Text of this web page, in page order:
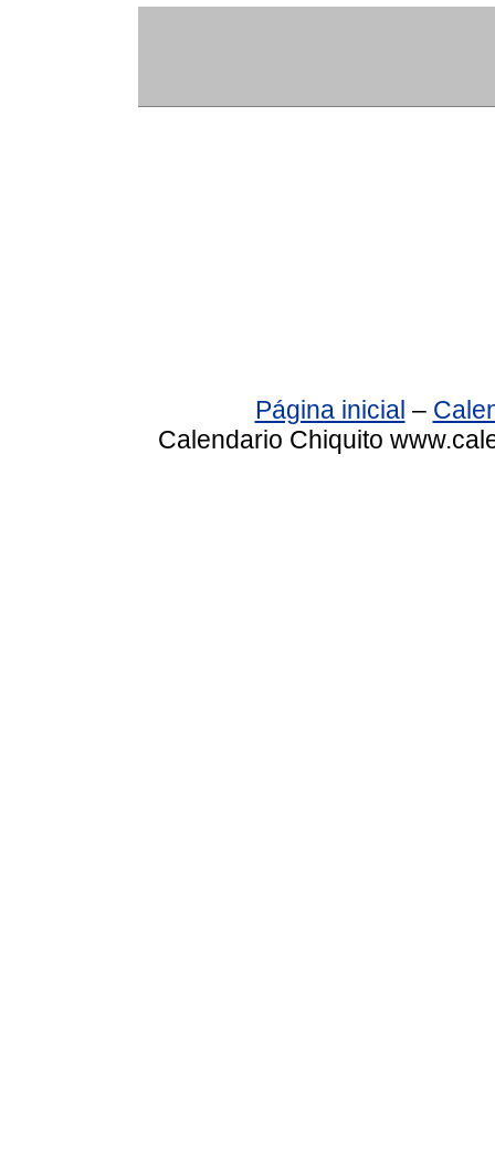
Página inicial –
Calendario Chiquito